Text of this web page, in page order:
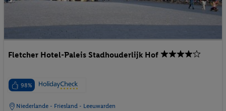
Fletcher Hotel-Paleis Stadhouderlijk Hof
98%
Niederlande - Friesland - Leeuwarden